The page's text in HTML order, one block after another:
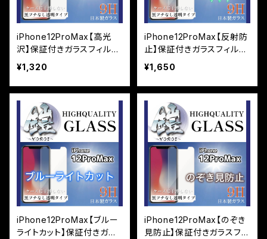
iPhone12ProMax【高光
沢】保証付きガラスフィルム
『鎧』平面タイプ
¥1,320
iPhone12ProMax【反射防
止】保証付きガラスフィルム
『鎧』平面タイプ
¥1,650
iPhone12ProMax【ブルー
ライトカット】保証付きガラ
iPhone12ProMax【のぞき
見防止】保証付きガラスフィ